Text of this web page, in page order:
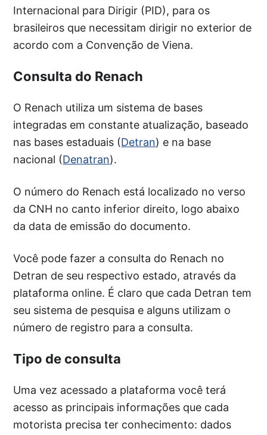
Internacional para Dirigir (PID), para os
brasileiros que necessitam dirigir no exterior de
acordo com a Convenção de Viena.
Consulta do Renach
O Renach utiliza um sistema de bases
integradas em constante atualização, baseado
nas bases estaduais (Detran) e na base
nacional (Denatran).
O número do Renach está localizado no verso
da CNH no canto inferior direito, logo abaixo
da data de emissão do documento.
Você pode fazer a consulta do Renach no
Detran de seu respectivo estado, através da
plataforma online. É claro que cada Detran tem
seu sistema de pesquisa e alguns utilizam o
número de registro para a consulta.
Tipo de consulta
Uma vez acessado a plataforma você terá
acesso as principais informações que cada
motorista precisa ter conhecimento: dados